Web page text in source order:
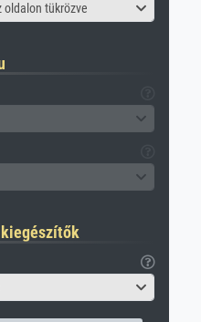
oldalon tükrözve
kiegészítők